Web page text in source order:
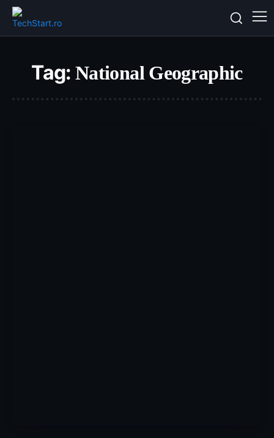
Tag: National Geographic